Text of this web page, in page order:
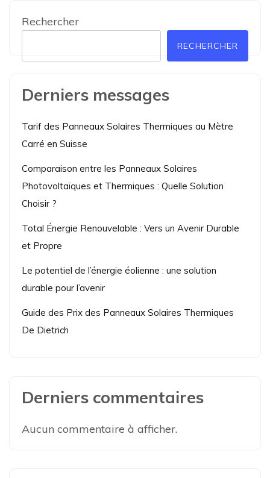
Rechercher
RECHERCHER
Derniers messages
Tarif des Panneaux Solaires Thermiques au Mètre
Carré en Suisse
Comparaison entre les Panneaux Solaires
Photovoltaïques et Thermiques : Quelle Solution
Choisir ?
Total Énergie Renouvelable : Vers un Avenir Durable
et Propre
Le potentiel de l’énergie éolienne : une solution
durable pour l’avenir
Guide des Prix des Panneaux Solaires Thermiques
De Dietrich
Derniers commentaires
Aucun commentaire à afficher.